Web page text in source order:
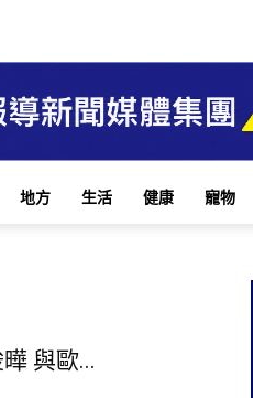
地方 生活 健康 寵物
與歐...